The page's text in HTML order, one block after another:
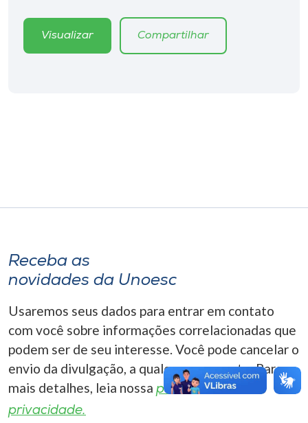
Editora
A-
Visualizar Compartilhar
Receba as
novidades da Unoesc
Usaremos seus dados para entrar em contato
com você sobre informações correlacionadas que
podem ser de seu interesse. Você pode cancelar o
envio da divulgação, a qualquer momento. Para
mais detalhes, leia nossa política de
privacidade.